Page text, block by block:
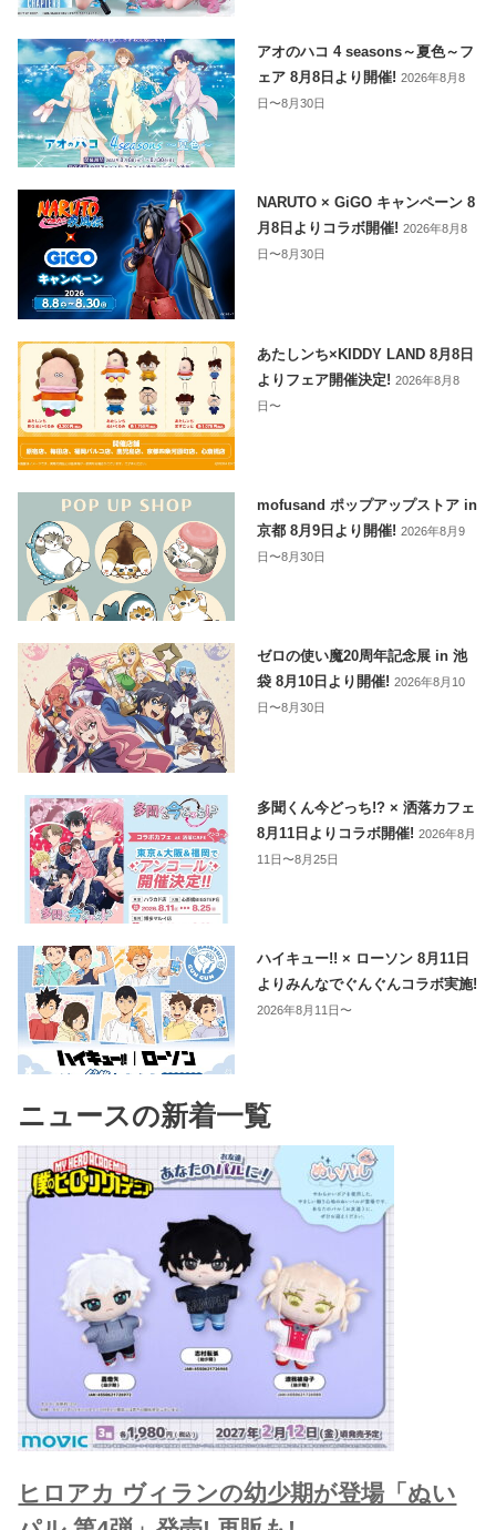
アオのハコ 4 seasons～夏色～フ
ェア 8月8日より開催!2026年8月8
日〜8月30日
NARUTO × GiGO キャンペーン 8
月8日よりコラボ開催!2026年8月8
日〜8月30日
あたしンち×KIDDY LAND 8月8日
よりフェア開催決定!2026年8月8
日〜
mofusand ポップアップストア in
京都 8月9日より開催!2026年8月9
日〜8月30日
ゼロの使い魔20周年記念展 in 池
袋 8月10日より開催!2026年8月10
日〜8月30日
多聞くん今どっち!? × 洒落カフェ
8月11日よりコラボ開催!2026年8月
11日〜8月25日
ハイキュー!! × ローソン 8月11日
よりみんなでぐんぐんコラボ実施!
2026年8月11日〜
ニュースの新着一覧
ヒロアカ ヴィランの幼少期が登場「ぬい